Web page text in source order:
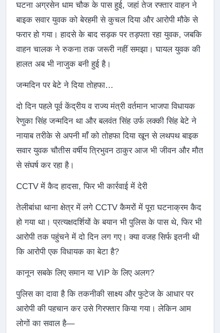
घटना अग्रसेन धाम चौक के पास हुई, जहां तेज रफ्तार वाहन ने
बाइक सवार युवक को बेरहमी से कुचल दिया और आरोपी मौके से
फरार हो गया। हादसे के बाद सड़क पर तड़पता रहा युवक, जबकि
वाहन चालक ने रुकना तक जरूरी नहीं समझा। घायल युवक की
हालत अब भी नाजुक बनी हुई है।
जन्मदिन पर बेटे ने दिया तोहफा…
दो दिन पहले पूर्व केंद्रीय व राज्य मंत्री वर्तमान भाजपा विधायक
रेणुका सिंह जन्मदिन था और बलवंत सिंह उर्फ लक्की सिंह बेटे ने
नायाब तरीके से अपनी माँ को तोहफा दिया खून से लथपथ बाइक
सवार युवक चौतीस वर्षीय त्रिभुवन ठाकुर आज भी जीवन और मौत
से संघर्ष कर रहा है।
CCTV में कैद हादसा, फिर भी कार्रवाई में देरी
तेलीबांधा थाना क्षेत्र में लगे CCTV कैमरों में पूरा घटनाक्रम कैद
हो गया था। प्रत्यक्षदर्शियों के बयान भी पुलिस के पास थे, फिर भी
आरोपी तक पहुंचने में दो दिन लग गए। क्या वजह सिर्फ इतनी थी
कि आरोपी एक विधायक का बेटा है?
कानून सबके लिए समान या VIP के लिए अलग?
पुलिस का दावा है कि तकनीकी साक्ष्य और फुटेज के आधार पर
आरोपी की पहचान कर उसे गिरफ्तार किया गया। लेकिन आम
लोगों का सवाल है—